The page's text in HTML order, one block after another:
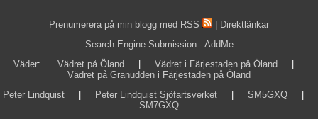
Prenumerera på min blogg med RSS
Direktlänkar
Search Engine Submission - AddMe
Väder: Vädret på Öland Vädret i Färjestaden på Öland
Vädret på Granudden i Färjestaden på Öland
Peter Lindquist
Peter Lindquist Sjöfartsverket SM5GXQ
SM7GXQ